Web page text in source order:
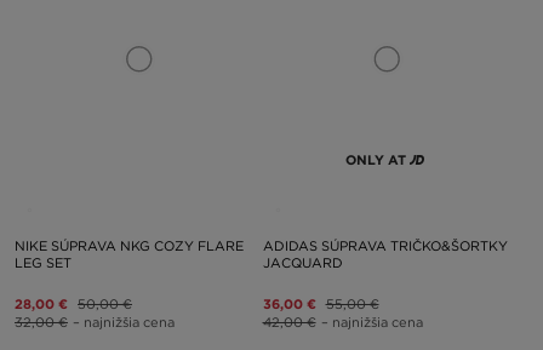
NIKE SÚPRAVA NKG COZY FLARE
LEG SET
28,00 € 50,00 €
32,00 € – najnižšia cena
ONLY AT
ADIDAS SÚPRAVA TRIČKO&ŠORTKY
JACQUARD
36,00 € 55,00 €
42,00 € – najnižšia cena